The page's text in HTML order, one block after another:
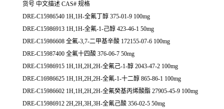
货号 中文描述 CAS# 规格
DRE-C15986540 1H,1H-全氟丁醇 375-01-9 100mg
DRE-C15986913 1H,1H-全氟-1-己醇 423-46-1 50mg
DRE-C15986608 全氟-3,7-二甲基辛酸 172155-07-6 100mg
DRE-C15987400 全氟十四酸 376-06-7 50mg
DRE-C15986915 1H,1H,2H,2H-全氟己-1-醇 2043-47-2 100mg
DRE-C16986625 1H,1H,2H,2H-全氟-1-十二醇 865-86-1 100mg
DRE-C15986602 1H,1H,2H,2H-全氟癸基丙烯酸酯 27905-45-9 100mg
DRE-C15986912 2H,2H,3H,3H-全氟己酸 356-02-5 50mg